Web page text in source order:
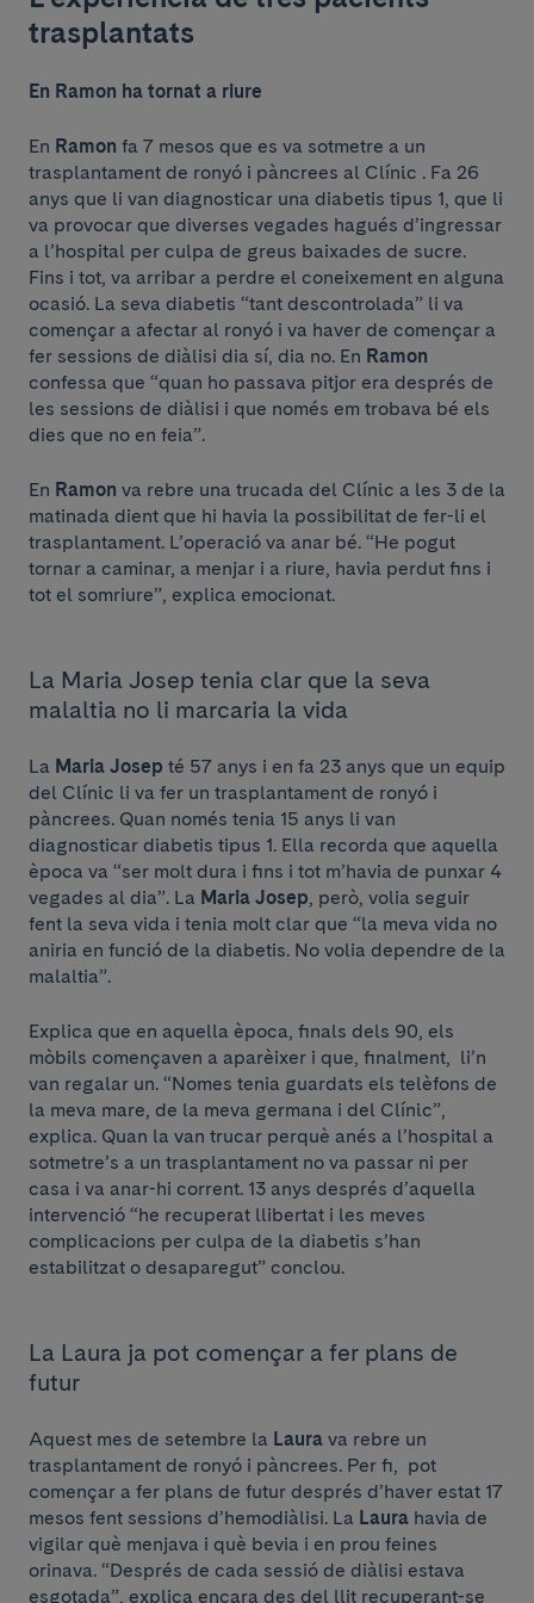
trasplantats
En Ramon ha tornat a riure
En Ramon fa 7 mesos que es va sotmetre a un
trasplantament de ronyó i pàncrees al Clínic . Fa 26
anys que li van diagnosticar una diabetis tipus 1, que li
va provocar que diverses vegades hagués d’ingressar
a l’hospital per culpa de greus baixades de sucre.
Fins i tot, va arribar a perdre el coneixement en alguna
ocasió. La seva diabetis “tant descontrolada” li va
començar a afectar al ronyó i va haver de començar a
fer sessions de diàlisi dia sí, dia no. En Ramon
confessa que “quan ho passava pitjor era després de
les sessions de diàlisi i que només em trobava bé els
dies que no en feia”.
En Ramon va rebre una trucada del Clínic a les 3 de la
matinada dient que hi havia la possibilitat de fer-li el
trasplantament. L’operació va anar bé. “He pogut
tornar a caminar, a menjar i a riure, havia perdut fins i
tot el somriure”, explica emocionat.
La Maria Josep tenia clar que la seva
malaltia no li marcaria la vida
La Maria Josep té 57 anys i en fa 23 anys que un equip
del Clínic li va fer un trasplantament de ronyó i
pàncrees. Quan només tenia 15 anys li van
diagnosticar diabetis tipus 1. Ella recorda que aquella
època va “ser molt dura i fins i tot m’havia de punxar 4
vegades al dia”. La Maria Josep, però, volia seguir
fent la seva vida i tenia molt clar que “la meva vida no
aniria en funció de la diabetis. No volia dependre de la
malaltia”.
Explica que en aquella època, finals dels 90, els
mòbils començaven a aparèixer i que, finalment, li’n
van regalar un. “Nomes tenia guardats els telèfons de
la meva mare, de la meva germana i del Clínic”,
explica. Quan la van trucar perquè anés a l’hospital a
sotmetre’s a un trasplantament no va passar ni per
casa i va anar-hi corrent. 13 anys després d’aquella
intervenció “he recuperat llibertat i les meves
complicacions per culpa de la diabetis s’han
estabilitzat o desaparegut” conclou.
La Laura ja pot començar a fer plans de
futur
Aquest mes de setembre la Laura va rebre un
trasplantament de ronyó i pàncrees. Per fi, pot
començar a fer plans de futur després d’haver estat 17
mesos fent sessions d’hemodiàlisi. La Laura havia de
vigilar què menjava i què bevia i en prou feines
orinava. “Després de cada sessió de diàlisi estava
esgotada”, explica encara des del llit recuperant-se